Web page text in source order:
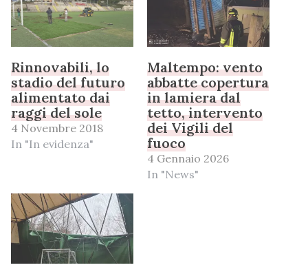
Rinnovabili, lo
stadio del futuro
alimentato dai
raggi del sole
4 Novembre 2018
In "In evidenza"
Maltempo: vento
abbatte copertura
in lamiera dal
tetto, intervento
dei Vigili del
fuoco
4 Gennaio 2026
In "News"